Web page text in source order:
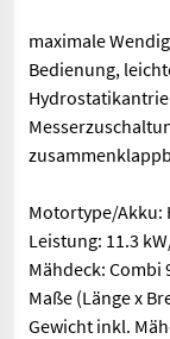
maximale
Bedienung,
Motortype/Akku:
Leistung: 11.3
Mähdeck: Combi
Maße (Länge x
Gewicht inkl.